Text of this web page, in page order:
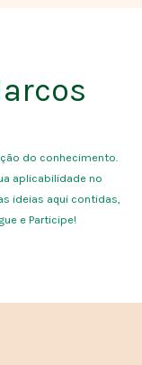
do conhecimento.
aplicabilidade no
ideias aqui contidas,
e Participe!